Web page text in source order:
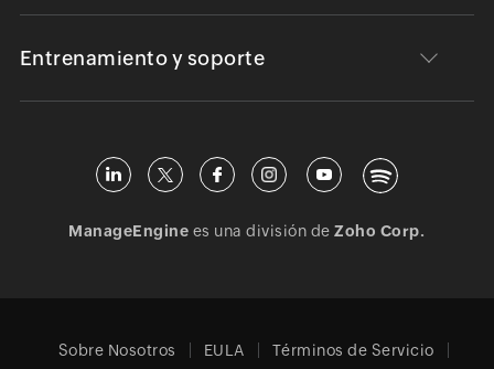
Entrenamiento y soporte
ManageEngine es una división deZoho Corp.
Sobre Nosotros EULA Términos de Servicio